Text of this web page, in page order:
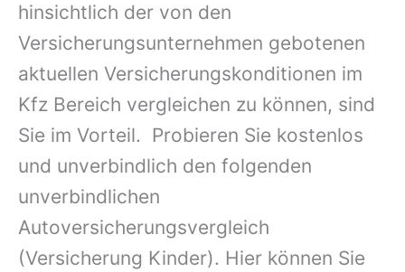
hinsichtlich der von den
Versicherungsunternehmen gebotenen
aktuellen Versicherungskonditionen im
Kfz Bereich vergleichen zu können, sind
Sie im Vorteil. Probieren Sie kostenlos
und unverbindlich den folgenden
unverbindlichen
Autoversicherungsvergleich
(Versicherung Kinder). Hier können Sie